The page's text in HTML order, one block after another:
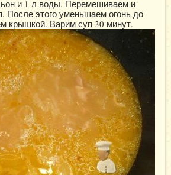
и 1 л воды. Перемешиваем и
После этого уменьшаем огонь до
крышкой. Варим суп 30 минут.